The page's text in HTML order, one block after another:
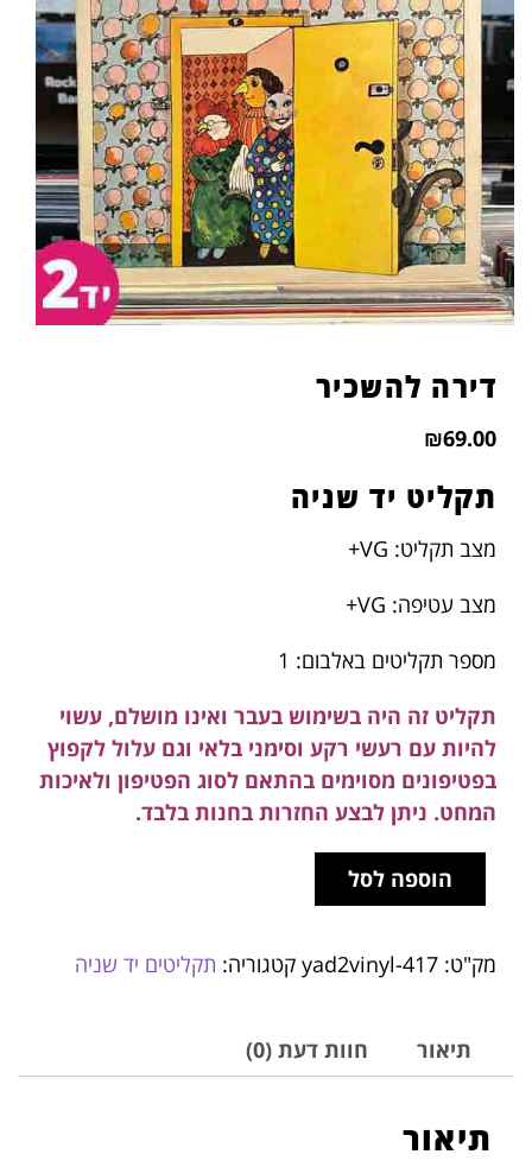
דירה להשכיר
₪69.00
תקליט יד שניה
מצב תקליט: VG+
מצב עטיפה: VG+
מספר תקליטים באלבום: 1
תקליט זה היה בשימוש בעבר ואינו מושלם, עשוי
להיות עם רעשי רקע וסימני בלאי וגם עלול לקפוץ
בפטיפונים מסוימים בהתאם לסוג הפטיפון ולאיכות
המחט. ניתן לבצע החזרות בחנות בלבד.
הוספה לסל
מק"ט: yad2vinyl-417 קטגוריה: תקליטים יד שניה
תיאור חוות דעת (0)
תיאור